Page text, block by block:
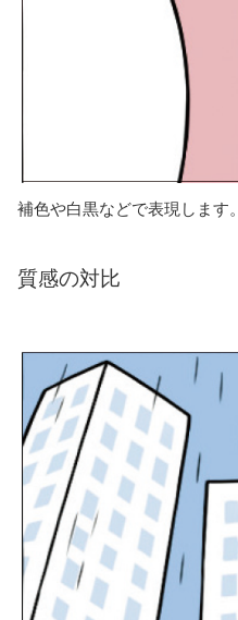
補色や白黒などで表現します。
質感の対比